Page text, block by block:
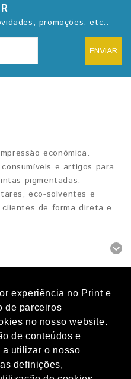
experiência no Print e
de parceiros
no nosso website.
de conteúdos e
utilizar o nosso
definições,
promoções, etc..
ENVIAR
económica.
e artigos para
pigmentadas,
eco-solventes e
de forma direta e
Marcas